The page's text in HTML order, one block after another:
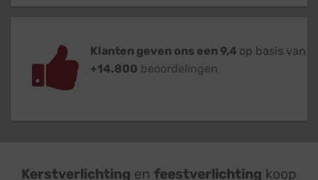
Klanten geven ons een 9,4 op basis van
+14.800 beoordelingen
Kerstverlichting en feestverlichting koop